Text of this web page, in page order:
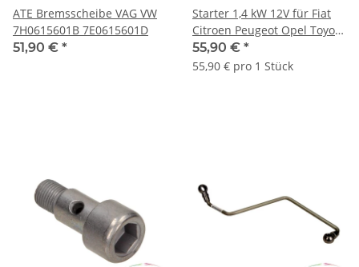
ATE Bremsscheibe VAG VW
7H0615601B 7E0615601D
51,90 € *
Starter 1,4 kW 12V für Fiat
Citroen Peugeot Opel Toyota
9688512780 95526662
55,90 € *
55,90 € pro 1 Stück